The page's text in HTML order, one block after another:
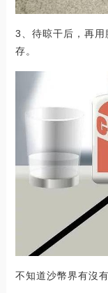
3、待晾干后，再用
存。
不知道沙幣界有沒